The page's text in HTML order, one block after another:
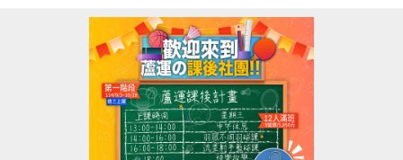
不要只會冰敷熱敷？其實你可以做得更多。
科技不是只有儀器治療，新型態治療模式帶你恢復更
--------------------------------------------------------
活動日期：114/08/16(六)上午10:00~11:30